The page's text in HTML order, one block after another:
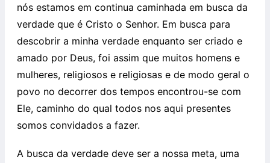
nós estamos em continua caminhada em busca da
verdade que é Cristo o Senhor. Em busca para
descobrir a minha verdade enquanto ser criado e
amado por Deus, foi assim que muitos homens e
mulheres, religiosos e religiosas e de modo geral o
povo no decorrer dos tempos encontrou-se com
Ele, caminho do qual todos nos aqui presentes
somos convidados a fazer.
A busca da verdade deve ser a nossa meta, uma